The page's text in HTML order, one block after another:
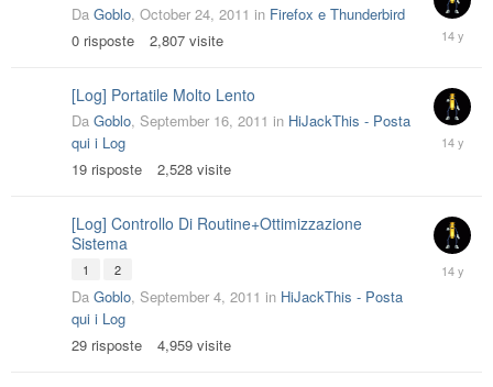
Da Goblo, October 24, 2011 in Firefox e Thunderbird
0 risposte 2,807 visite
October
24,
[Log] Portatile Molto Lento
Da Goblo, September 16, 2011 in HiJackThis - Posta
qui i Log
19 risposte 2,528 visite
27,
[Log] Controllo Di Routine+Ottimizzazione
Sistema
1 2
Da Goblo, September 4, 2011 in HiJackThis - Posta
qui i Log
29 risposte 4,959 visite
16,